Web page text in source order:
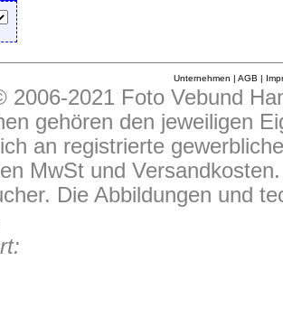
Unternehmen | AGB |
2006-2021 Foto Vebund
gehören den jeweiligen
an registrierte
MwSt und
Die Abbildungen und